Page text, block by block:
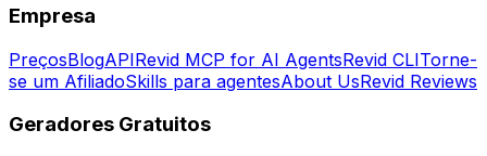
Empresa
PreçosBlogAPIRevid MCP for AI AgentsRevid CLITorne-
se um AfiliadoSkills para agentesAbout UsRevid Reviews
Geradores Gratuitos